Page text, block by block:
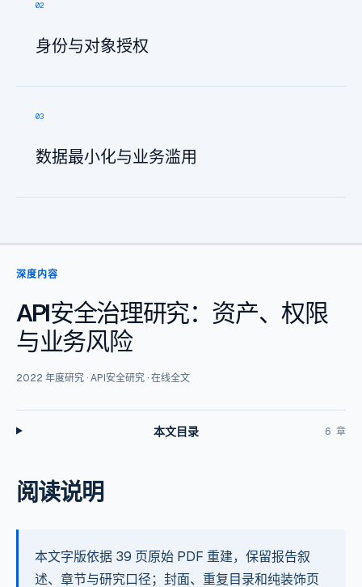
02
身份与对象授权
03
数据最小化与业务滥用
深度内容
API安全治理研究：资产、权限
与业务风险
2022 年度研究 ·API安全研究 ·在线全文
本文目录 6章
阅读说明
本文字版依据 39 页原始 PDF 重建，保留报告叙
述、章节与研究口径；封面、重复目录和纯装饰页